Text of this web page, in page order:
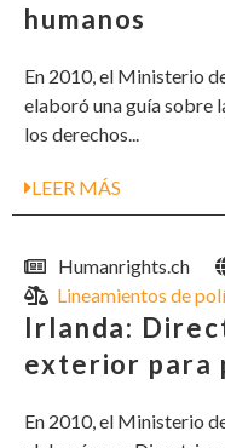
humanos
En 2010, el Ministerio
elaboró una guía sobre
los derechos...
LEER MÁS
Humanrights.ch
Lineamientos de
Irlanda:
exterior para
En 2010, el Ministerio